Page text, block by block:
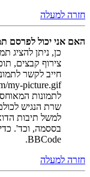
חזרה למעלה
האם אני יכול לפרסם
כן, ניתן להציג
צירוף קבצים,
חייב לקשר
לתמונות
שרת הנגיש
BBCode.
חזרה למעלה